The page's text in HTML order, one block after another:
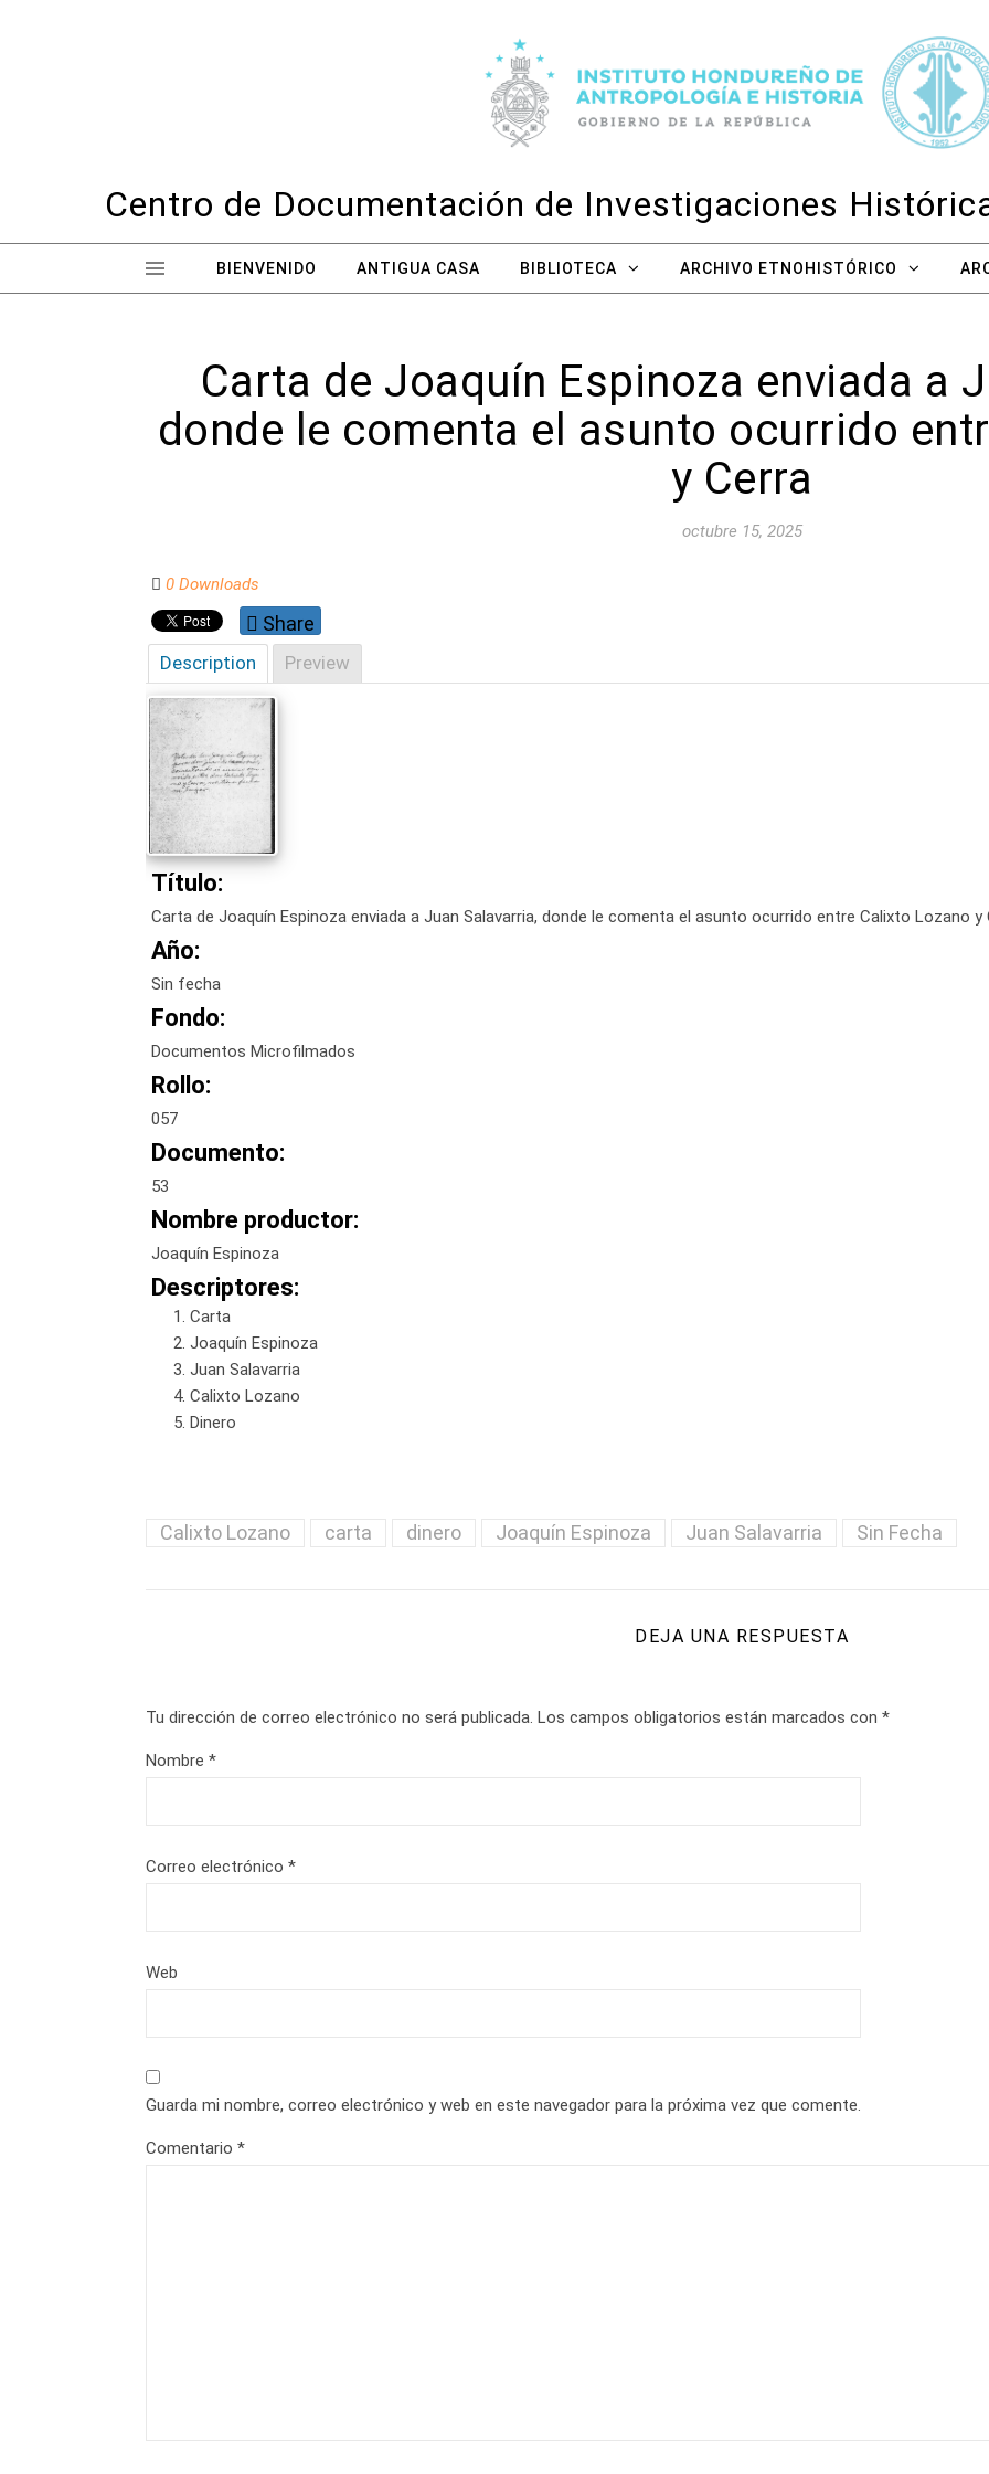
Centro de Documentación de Investigaciones
BIENVENIDO ANTIGUA CASA BIBLIOTECA ARCHIVO ETNOHISTÓRICO
Carta de Joaquín Espinoza enviada a
donde le comenta el asunto ocurrido
y Cerra
octubre 15, 2025
0 Downloads
Share
Description Preview
Título:
Carta de Joaquín Espinoza enviada a Juan Salavarria, donde le comenta el asunto ocurrido entre Calixto Lozano y
Año:
Sin fecha
Fondo:
Documentos Microfilmados
Rollo:
057
Documento:
53
Nombre productor:
Joaquín Espinoza
Descriptores:
Carta
Joaquín Espinoza
Juan Salavarria
Calixto Lozano
Dinero
Calixto Lozano carta dinero Joaquín Espinoza Juan Salavarria Sin Fecha
DEJA UNA RESPUESTA
Tu dirección de correo electrónico no será publicada. Los campos obligatorios están marcados con *
Nombre *
Correo electrónico *
Web
Guarda mi nombre, correo electrónico y web en este navegador para la próxima vez que comente.
Comentario *